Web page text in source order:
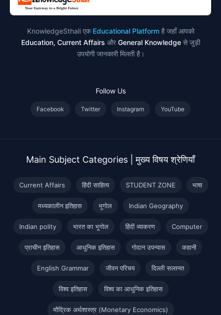
KnowledgeSthali एक Educational Platformहै जहाँ आपको
Education, Current Affairs और General Knowledgeसे जुड़ी
उपयोगी जानकारी मिलती है।
Follow Us
Facebook Twitter Instagram YouTube
Main Subject Categories | मुख्य विषय श्रेणियाँ
Current Affairs हिंदी साहित्य STUDENT ZONE भाषा
मध्यकालीन इतिहास भूगोल Indian Geography
Indian polity भारत का भूगोल हिंदी व्याकरण Computer
प्राचीन इतिहास आधुनिक इतिहास गोदान उपन्यास कहानी
English Grammar जीवन परिचय दिल्ली सल्तनत
विश्व इतिहास विश्व का आधुनिक इतिहास
मौद्रिक अर्थशास्त्र (Monetary Economics)